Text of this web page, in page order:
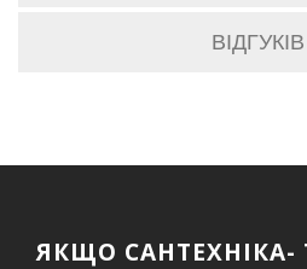
ВІДГУКІВ
ЯКЩО САНТЕХНІКА-